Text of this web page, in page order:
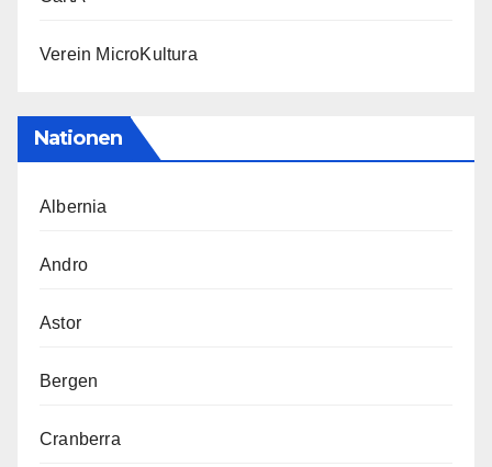
Verein MicroKultura
Nationen
Albernia
Andro
Astor
Bergen
Cranberra